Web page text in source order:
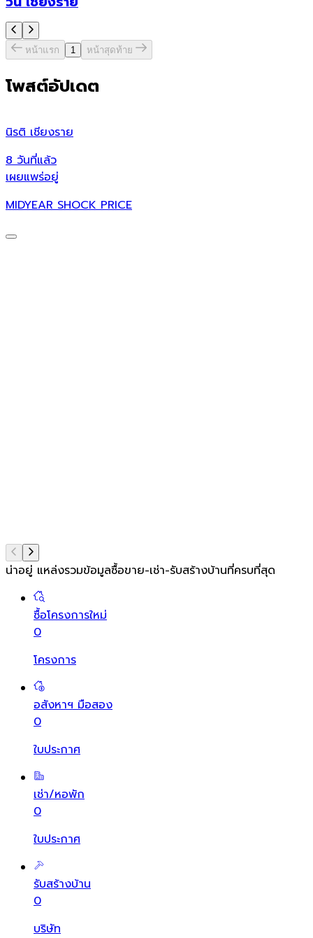
หน้าแรก 1 หน้าสุดท้าย
โพสต์อัปเดต
นิรติ เชียงราย
8 วันที่แล้ว
เผยแพร่อยู่
MIDYEAR SHOCK PRICE
น่าอยู่ แหล่งรวมข้อมูลซื้อขาย-เช่า-รับสร้างบ้านที่ครบที่สุด
ซื้อโครงการใหม่
0
โครงการ
อสังหาฯ มือสอง
0
ใบประกาศ
เช่า/หอพัก
0
ใบประกาศ
รับสร้างบ้าน
0
บริษัท